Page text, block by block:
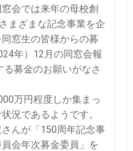
会では来年の母校創
まざまな記念事業を企
窓生の皆様からの募
年）12月の同窓会報
募金のお願いがなさ
万円程度しか集まっ
況であるようです。
んが「150周年記念事
会年次募金委員」を